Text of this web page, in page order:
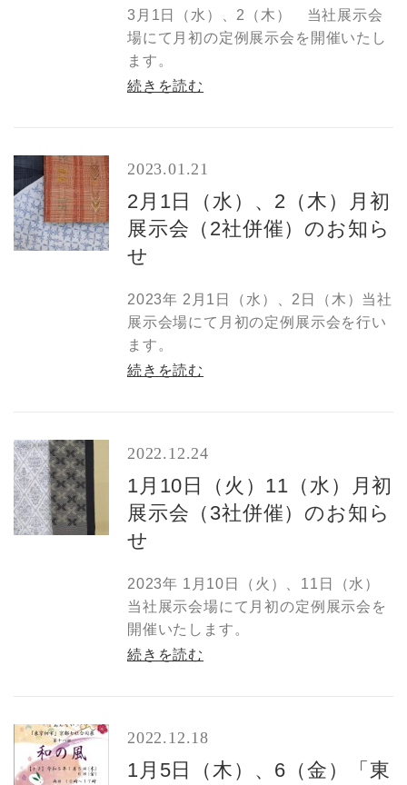
3月1日（水）、2（木） 当社展示会
場にて月初の定例展示会を開催いたし
ます。
続きを読む
2023.01.21
2月1日（水）、2（木）月初
展示会（2社併催）のお知ら
せ
2023年 2月1日（水）、2日（木）当社
展示会場にて月初の定例展示会を行い
ます。
続きを読む
2022.12.24
1月10日（火）11（水）月初
展示会（3社併催）のお知ら
せ
2023年 1月10日（火）、11日（水）
当社展示会場にて月初の定例展示会を
開催いたします。
続きを読む
2022.12.18
1月5日（木）、6（金）「東